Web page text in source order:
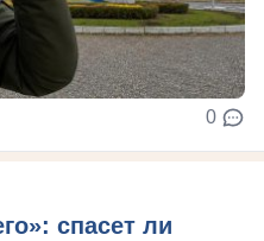
0
спасет ли